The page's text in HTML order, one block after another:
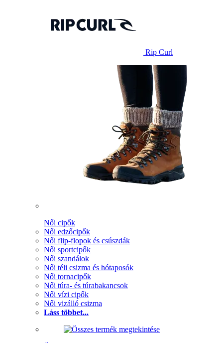
Rip Curl
Női cipők
Női edzőcipők
Női flip-flopok és csúszdák
Női sportcipők
Női szandálok
Női téli csizma és hótaposók
Női tornacipők
Női túra- és túrabakancsok
Női vízi cipők
Női vizálló csizma
Láss többet...